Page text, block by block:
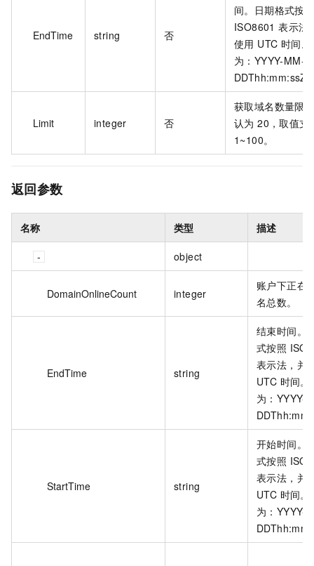
EndTime string 否
间。日期格式按
ISO8601 表示法
使用 UTC 时间
为：YYYY-MM-
DDThh:mm:ssZ
Limit integer 否
获取域名数量限
认为 20，取值支
1~100。
返回参数
名称 类型 描述
object
DomainOnlineCount integer
账户下正在
名总数。
EndTime string
结束时间。
式按照
表示法，并
UTC 时间。
为：YYYY-
StartTime string
开始时间。
式按照
表示法，并
UTC 时间。
为：YYYY-